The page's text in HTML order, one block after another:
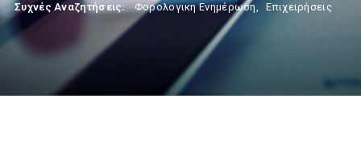
Συχνές Αναζητήσεις: Φορολογικη Ενημέρωση, Επιχειρήσεις